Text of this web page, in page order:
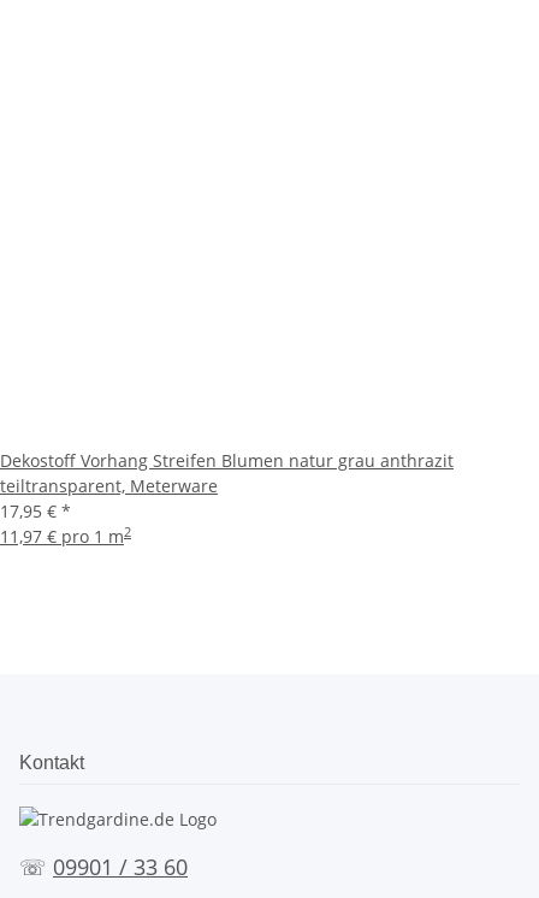
Dekostoff Vorhang Streifen Blumen natur grau anthrazit
teiltransparent, Meterware
17,95 € *
11,97 € pro 1 m2
Kontakt
☏ 09901 / 33 60